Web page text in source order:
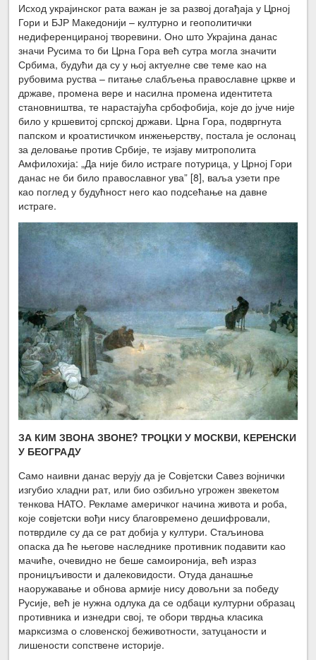
Исход украјинског рата важан је за развој догађаја у Црној
Гори и БЈР Македонији – културно и геополитички
недиференцираној творевини. Оно што Украјина данас
значи Русима то би Црна Гора већ сутра могла значити
Србима, будући да су у њој актуелне све теме као на
рубовима руства – питање слабљења православне цркве и
државе, промена вере и насилна промена идентитета
становништва, те нарастајућа србофобија, које до јуче није
било у кршевитој српској држави. Црна Гора, подвргнута
папском и кроатистичком инжењерству, постала је ослонац
за деловање против Србије, те изјаву митрополита
Амфилохија: „Да није било истраге потурица, у Црној Гори
данас не би било православног ува” [8], ваља узети пре
као поглед у будућност него као подсећање на давне
истраге.
ЗА КИМ ЗВОНА ЗВОНЕ? ТРОЦКИ У МОСКВИ, КЕРЕНСКИ
У БЕОГРАДУ
Само наивни данас верују да је Совјетски Савез војнички
изгубио хладни рат, или био озбиљно угрожен звекетом
тенкова НАТО. Рекламе америчког начина живота и роба,
које совјетски вођи нису благовремено дешифровали,
потврдиле су да се рат добија у култури. Стаљинова
опаска да ће његове наследнике противник подавити као
мачиће, очевидно не беше самоиронија, већ израз
проницљивости и далековидости. Отуда данашње
наоружавање и обнова армије нису довољни за победу
Русије, већ је нужна одлука да се одбаци културни образац
противника и изнедри свој, те обори тврдња класика
марксизма о словенској беживотности, затуцаности и
лишености сопствене историје.